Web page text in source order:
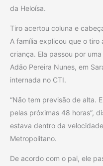
da Heloísa.
Tiro acertou coluna e
A família explicou que o
criança. Ela passou por
Adão Pereira Nunes, em
internada no CTI.
“Não tem previsão de alta.
pelas próximas 48 horas”,
estava dentro da
Metropolitano.
De acordo com o pai, ele